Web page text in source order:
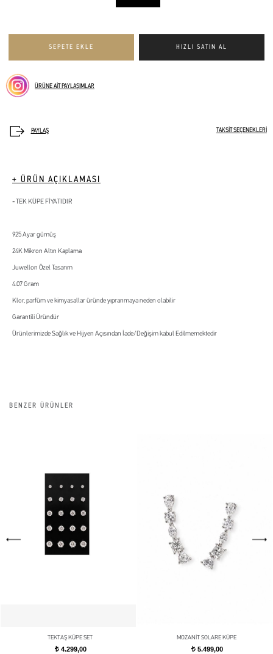
ÜRÜNE AİT PAYLAŞIMLAR
TAKSİT SEÇENEKLERİ
+ ÜRÜN AÇIKLAMASI
TEK KÜPE FİYATIDIR
925 Ayar gümüş
24K Mikron Altın Kaplama
Juwellon Özel Tasarım
4.07 Gram
Klor, parfüm ve kimyasallar üründe yıpranmaya neden olabilir
Garantili Üründür
Ürünlerimizde Sağlık ve Hijyen Açısından İade/Değişim kabul Edilmemektedir
BENZER ÜRÜNLER
TEKTAŞ KÜPE SET
t4.299,00
MOZANİT SOLARE KÜPE
t5.499,00